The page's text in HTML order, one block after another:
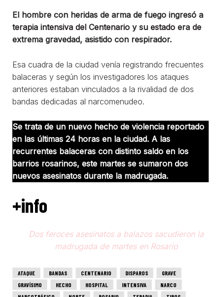
El hombre con heridas de arma de fuego ingresó a
terapia intensiva del Centenario y su estado era de
extrema gravedad, asistido con respirador.
Esa cuadra de la ciudad venía registrando frecuentes
balaceras y según los investigadores los ataques
anteriores estaban vinculados a la rivalidad de dos
bandas dedicadas al narcomenudeo.
Se trata de un nuevo hecho de violencia reportado
en las últimas 24 horas en la ciudad. A las
recurrentes balaceras con distinto saldo en los
barrios rosarinos, este martes se sumaron dos
nuevos asesinatos durante la madrugada.
+info
Dos feroces asesinatos a balazos sacudieron la
madrugada de martes en Rosario
ATAQUE BANDAS CENTENARIO DISPAROS
GRAVE
GRAVÍSIMO
HECHO HOSPITAL INTENSIVA
NARCO